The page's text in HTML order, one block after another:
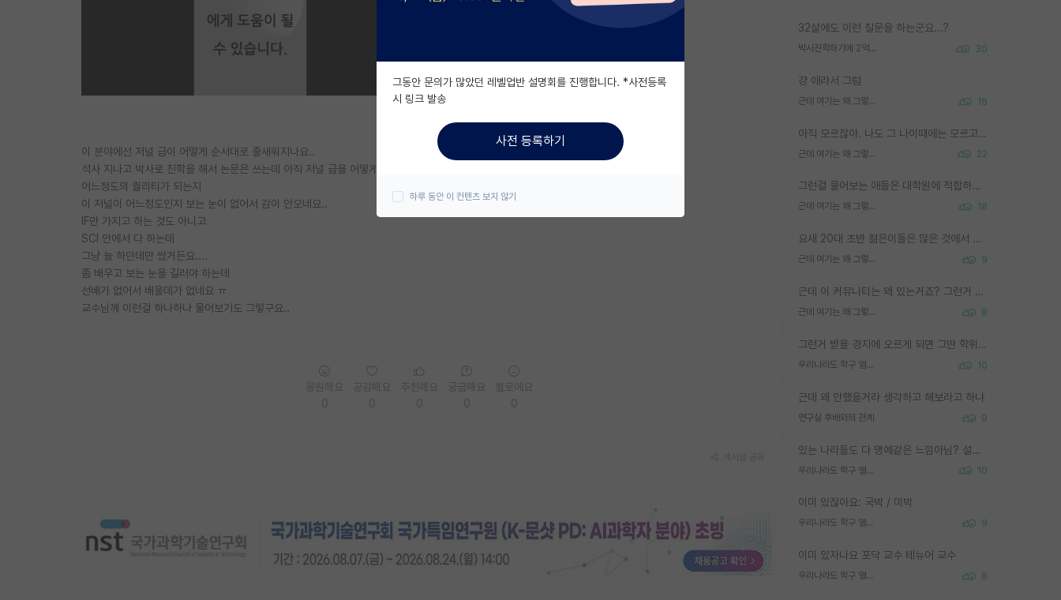
32살에도 이런 질문을 하는군요...?
박사진학하기에 2억은 괜찮은 (?) 정도의 경제력인가요 30
걍 애라서 그럼
근데 여기는 왜 그렇게 SPK를 물어보는거임? 16
아직 모르잖아. 나도 그 나이때에는 모르고 평가 받고 안심하고 싶었어.
근데 여기는 왜 그렇게 SPK를 물어보는거임? 22
그런걸 물어보는 애들은 대학원에 적합하지 않다
근데 여기는 왜 그렇게 SPK를 물어보는거임? 18
요새 20대 초반 젊은이들은 많은 것에서 가성비를 따지더라고요. 내가 이 정도 인풋을 넣었을 때 그만큼 아웃풋이 나올 것인가? 사실 아웃풋이 인풋 대비 리니어하게 나오지 않는 영역을 시도하기 싫어한다는 느낌입니다.
근데 여기는 왜 그렇게 SPK를 물어보는거임? 9
근데 이 커뮤니티는 왜 있는거죠? 그런거 쉽게 물어볼수있어서 있는거 아닌가요? 그렇게 보기 싫으면 커뮤니티도 하지마시지 그러면
근데 여기는 왜 그렇게 SPK를 물어보는거임? 8
그런거 받을 경지에 오르게 되면 그딴 학위명이 필요없음
우리나라도 학구 열풍보면 Higher Doctorate 학위가 필요하다고 봅니다. 10
근데 왜 안했을거라 생각하고 해보라고 하냐
연구실 후배와의 관계 9
있는 나라들도 다 명예같은 느낌아님? 설마 박사끼리 등급나눠서 학위수여하자 같은 헛소리는 아니지? ㅋㅋ
우리나라도 학구 열풍보면 Higher Doctorate 학위가 필요하다고 봅니다. 10
이미 있잖아요: 국박 / 미박
우리나라도 학구 열풍보면 Higher Doctorate 학위가 필요하다고 봅니다. 9
이미 있자나요 포닥 교수 테뉴어 교수
우리나라도 학구 열풍보면 Higher Doctorate 학위가 필요하다고 봅니다. 8
이 분야에선 저널 급이 어떻게 순서대로 줄새워지나요..
석사 지나고 박사로 진학을 해서 논문은 쓰는데 아직 저널 급을 어떻게 보는지,
어느정도의 퀄리티가 되는지
이 저널이 어느정도인지 보는 눈이 없어서 감이 안오네요..
IF만 가지고 하는 것도 아니고
SCI 안에서 다 하는데
그냥 늘 하던데만 썼거든요....
좀 배우고 보는 눈을 길러야 하는데
선배가 없어서 배울데가 없네요 ㅠ
교수님께 이런걸 하나하나 물어보기도 그렇구요..
그동안 문의가 많았던 레벨업반 설명회를 진행합니다. *사전등록
시 링크 발송
사전 등록하기
하루 동안 이 컨텐츠 보지 않기